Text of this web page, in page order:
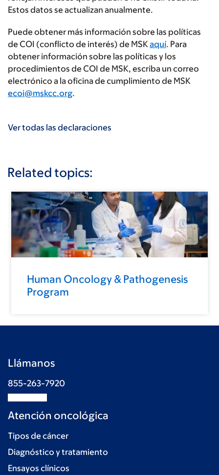
Estos datos se actualizan anualmente.
Puede obtener más información sobre las políticas
de COI (conflicto de interés) de MSKaquí. Para
obtener información sobre las políticas y los
procedimientos de COI de MSK, escriba un correo
electrónico a la oficina de cumplimiento de MSK
ecoi@mskcc.org.
Ver todas las declaraciones
Related topics:
Human Oncology & Pathogenesis
Program
Llámanos
855-263-7920
Atención oncológica
Tipos de cáncer
Diagnóstico y tratamiento
Ensayos clínicos